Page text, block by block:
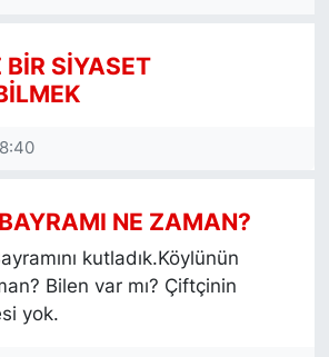
SİYASET
NE ZAMAN?
kutladık.Köylünün
Bilen var mı? Çiftçinin
yok.